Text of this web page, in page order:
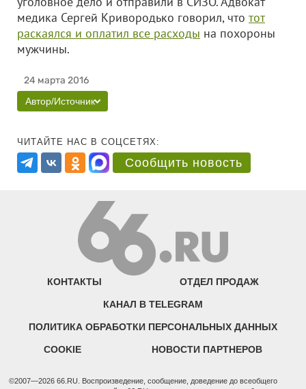
медика Сергей Кривородько говорил, что тот
раскаялся и оплатил все расходы на похороны
мужчины.
24 марта 2016
Автор/Источник
ЧИТАЙТЕ НАС В СОЦСЕТЯХ:
Сообщить новость
КОНТАКТЫ ОТДЕЛ ПРОДАЖ
КАНАЛ В TELEGRAM
ПОЛИТИКА ОБРАБОТКИ ПЕРСОНАЛЬНЫХ ДАННЫХ
COOKIE НОВОСТИ ПАРТНЕРОВ
©2007—2026 66.RU. Воспроизведение, сообщение, доведение до всеобщего